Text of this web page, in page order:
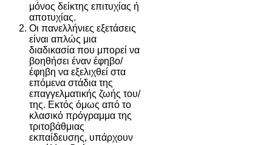
μόνος δείκτης επιτυχίας ή
αποτυχίας.
Οι πανελλήνιες εξετάσεις
είναι απλώς μια
διαδικασία που μπορεί να
βοηθήσει έναν έφηβο/
έφηβη να εξελιχθεί στα
επόμενα στάδια της
επαγγελματικής ζωής του/
της. Εκτός όμως από το
κλασικό πρόγραμμα της
τριτοβάθμιας
εκπαίδευσης, υπάρχουν